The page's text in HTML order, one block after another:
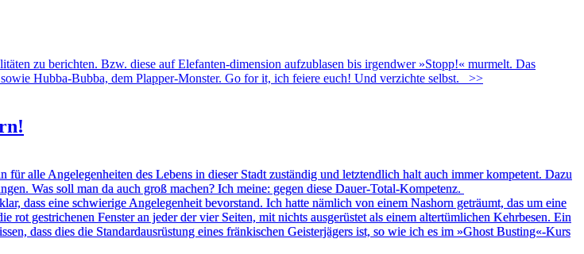
zu berichten. Bzw. diese auf Elefanten-dimension aufzublasen bis irgendwer »Stopp!« murmelt. Das
Hubba-Bubba, dem Plapper-Monster. Go for it, ich feiere euch! Und verzichte selbst.
>>
alle Angelegenheiten des Lebens in dieser Stadt zuständig und letztendlich halt auch immer kompetent. Dazu
Was soll man da auch groß machen? Ich meine: gegen diese Dauer-Total-Kompetenz.
dass eine schwierige Angelegenheit bevorstand. Ich hatte nämlich von einem Nashorn geträumt, das um eine
gestrichenen Fenster an jeder der vier Seiten, mit nichts ausgerüstet als einem altertümlichen Kehrbesen. Ein
dass dies die Standardausrüstung eines fränkischen Geisterjägers ist, so wie ich es im »Ghost Busting«-Kurs